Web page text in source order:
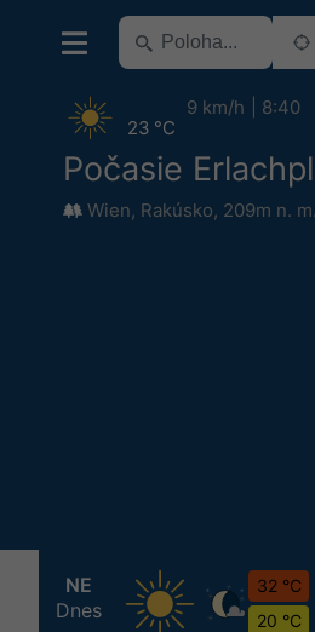
Počasie
Wien, Rakúsko, 209m n.
23 °C
9 km/h 8:40
NE
Dnes
32 °C
20 °C